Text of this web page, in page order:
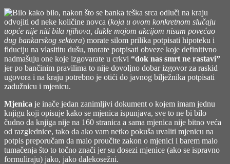
Bilo kako bilo, nakon što se banka teška srca odluči na kraju
odvojiti od neke količine novca (koja u ovom konkretnom slučaju
uopće nije niti bila njihova, dakle mojom akcijom nisam povećao
dug bankarskog sektora) morate silom prilika potpisati hipoteku i
fiduciju na vlasititu dušu, morate potpisati obveze koje definitivno
nadmašuju one koje izgovarate u crkvi “dok nas smrt ne rastavi”
jer po bančinim pravilima to nije dovoljno dobar izgovor za raskid
ugovora i na kraju potrebno je otići do javnog bilježnika potpisati
zadužnicu i mjenicu.
Mjenica je inače jedan zanimljivi dokument o kojem imam jednu
knjigu koji opisuje kako se mjenica ispunjava, sve to ne bi bilo
čudno da knjiga nije na 160 stranica a sama mjenica nije bitno veća
od razglednice, tako da ako vam netko pokuša uvaliti mjenicu na
potpis preporučam da malo proučite zakon o mjenici i barem malo
tumačenja što to točno znači jer su dosezi mjenice (ako se ispravno
formuliraju) jako, jako dalekosežni.